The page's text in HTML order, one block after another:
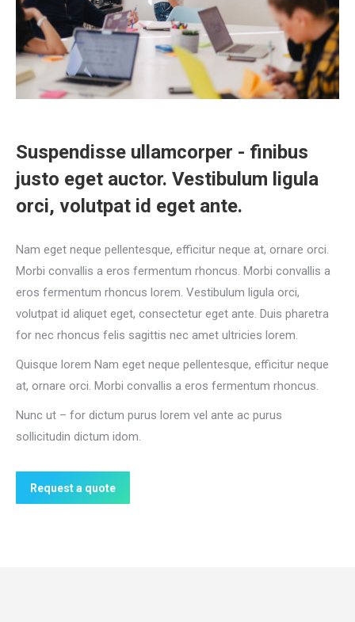
Suspendisse ullamcorper - finibus
justo eget auctor. Vestibulum ligula
orci, volutpat id eget ante.
Nam eget neque pellentesque, efficitur neque at, ornare orci.
Morbi convallis a eros fermentum rhoncus. Morbi convallis a
eros fermentum rhoncus lorem. Vestibulum ligula orci,
volutpat id aliquet eget, consectetur eget ante. Duis pharetra
for nec rhoncus felis sagittis nec amet ultricies lorem.
Quisque lorem Nam eget neque pellentesque, efficitur neque
at, ornare orci. Morbi convallis a eros fermentum rhoncus.
Nunc ut – for dictum purus lorem vel ante ac purus
sollicitudin dictum idom.
Request a quote